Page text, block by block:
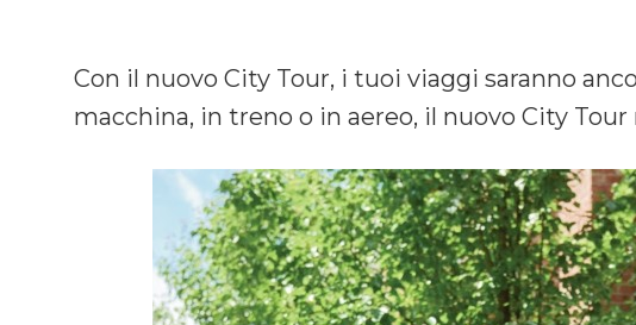
Con il nuovo City Tour, i tuoi viaggi saranno
macchina, in treno o in aereo, il nuovo City